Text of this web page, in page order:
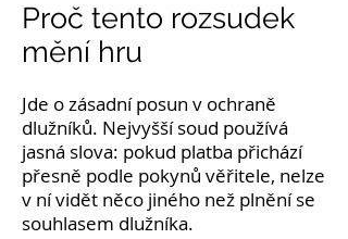
Proč tento rozsudek
mění hru
Jde o zásadní posun v ochraně
dlužníků. Nejvyšší soud používá
jasná slova: pokud platba přichází
přesně podle pokynů věřitele, nelze
v ní vidět něco jiného než plnění se
souhlasem dlužníka.